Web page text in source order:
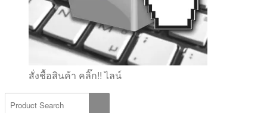
สั่งชื้อสินค้า คลิ๊ก!! ไลน์